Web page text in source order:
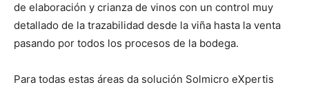
de elaboración y crianza de vinos con un control muy
detallado de la trazabilidad desde la viña hasta la venta
pasando por todos los procesos de la bodega.
Para todas estas áreas da solución Solmicro eXpertis